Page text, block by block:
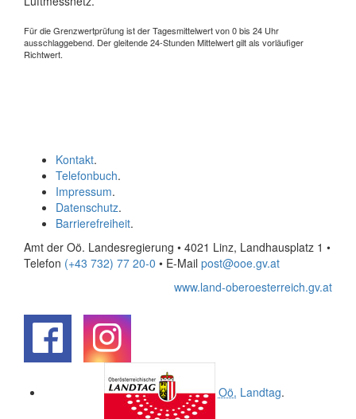
Für die Grenzwertprüfung ist der Tagesmittelwert von 0 bis 24 Uhr
ausschlaggebend. Der gleitende 24-Stunden Mittelwert gilt als vorläufiger
Richtwert.
Kontakt.
Telefonbuch.
Impressum.
Datenschutz.
Barrierefreiheit.
Amt der Oö. Landesregierung • 4021 Linz, Landhausplatz 1 •
Telefon (+43 732) 77 20-0 • E-Mail post@ooe.gv.at
www.land-oberoesterreich.gv.at
Oö. Landtag.